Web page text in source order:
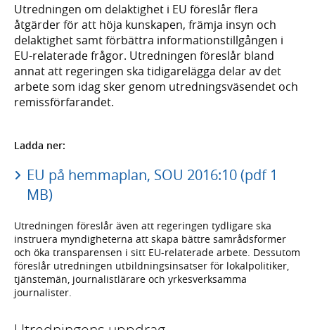
Utredningen om delaktighet i EU föreslår flera
åtgärder för att höja kunskapen, främja insyn och
delaktighet samt förbättra informationstillgången i
EU-relaterade frågor. Utredningen föreslår bland
annat att regeringen ska tidigarelägga delar av det
arbete som idag sker genom utredningsväsendet och
remissförfarandet.
Ladda ner:
EU på hemmaplan, SOU 2016:10 (pdf 1
MB)
Utredningen föreslår även att regeringen tydligare ska
instruera myndigheterna att skapa bättre samrådsformer
och öka transparensen i sitt EU-relaterade arbete. Dessutom
föreslår utredningen utbildningsinsatser för lokalpolitiker,
tjänstemän, journalistlärare och yrkesverksamma
journalister.